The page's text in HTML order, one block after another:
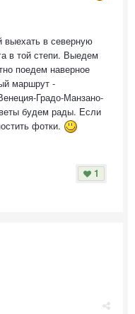
в северную
в той степи. Выедем
поедем наверное
маршрут -
Градо-Манзано-
будем рады. Если
фотки.
1